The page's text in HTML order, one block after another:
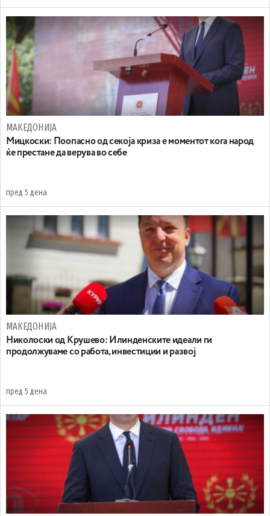
МАКЕДОНИЈА
Мицкоски: Поопасно од секоја криза е моментот кога народ
ќе престане да верува во себе
пред 5 дена
МАКЕДОНИЈА
Николоски од Крушево: Илинденските идеали ги
продолжуваме со работа, инвестиции и развој
пред 5 дена